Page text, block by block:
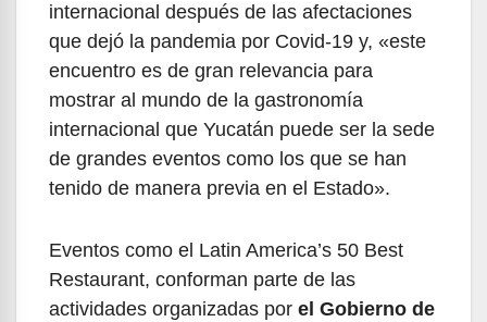
internacional después de las afectaciones
que dejó la pandemia por Covid-19 y, «este
encuentro es de gran relevancia para
mostrar al mundo de la gastronomía
internacional que Yucatán puede ser la sede
de grandes eventos como los que se han
tenido de manera previa en el Estado».
Eventos como el Latin America’s 50 Best
Restaurant, conforman parte de las
actividades organizadas por el Gobierno de